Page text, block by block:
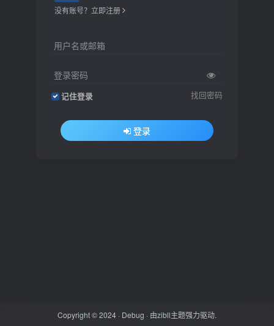
没有账号？立即注册
用户名或邮箱
登录密码
记住登录 找回密码
登录
Copyright © 2024 · Debug · 由zibll主题强力驱动.